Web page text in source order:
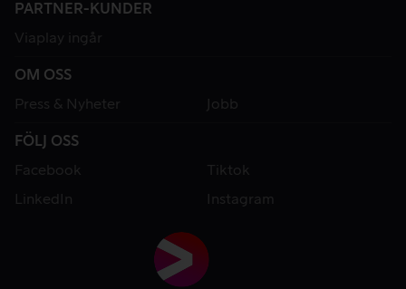
PARTNER-KUNDER
Viaplay ingår
OM OSS
Press & Nyheter
Jobb
FÖLJ OSS
Facebook
Tiktok
LinkedIn
Instagram